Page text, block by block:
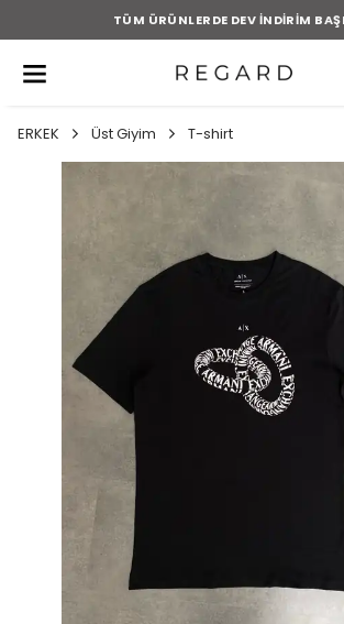
TÜM ÜRÜNLERDE DEV İNDİRİM
ERKEK Üst Giyim T-shirt